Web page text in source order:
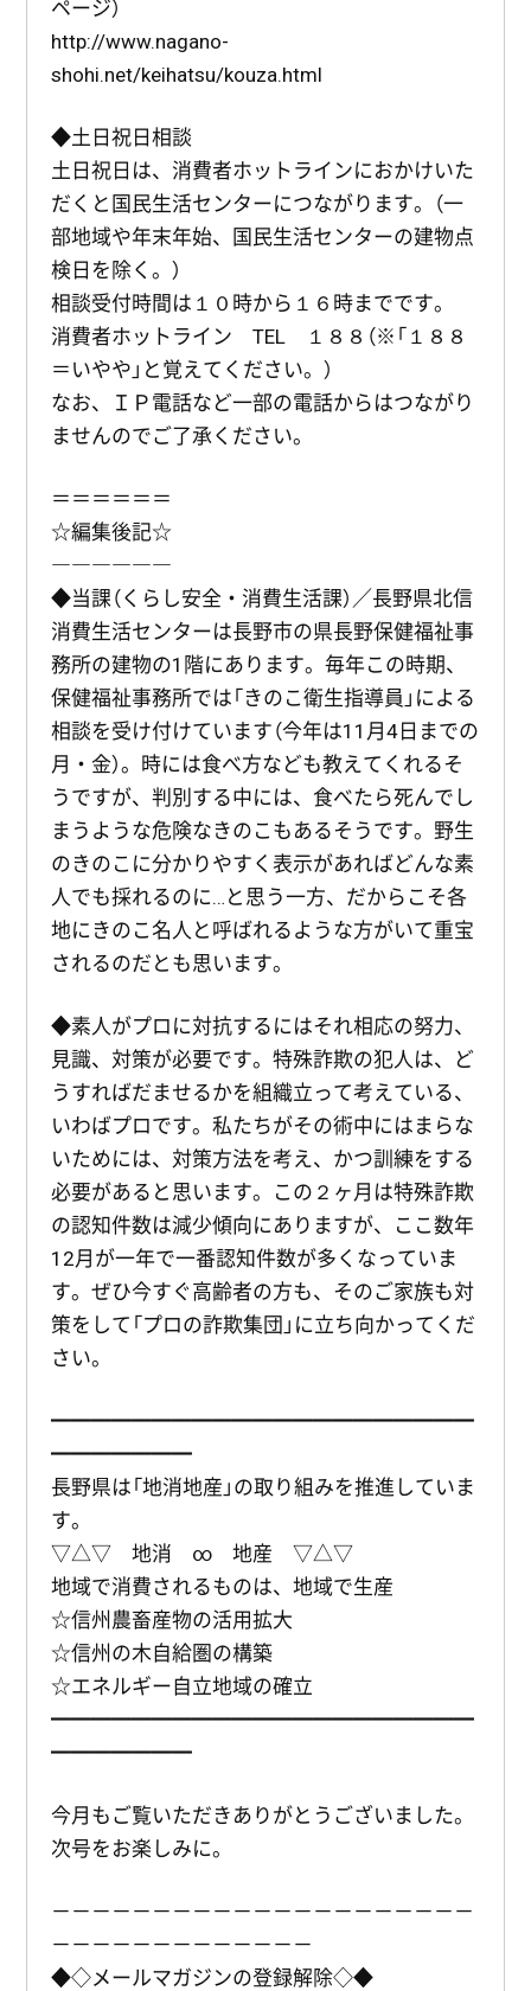
ページ）
http://www.nagano-
shohi.net/keihatsu/kouza.html
◆土日祝日相談
土日祝日は、消費者ホットラインにおかけいた
だくと国民生活センターにつながります。（一
部地域や年末年始、国民生活センターの建物点
検日を除く。）
相談受付時間は１０時から１６時までです。
消費者ホットライン TEL １８８（※「１８８
＝いやや」と覚えてください。）
なお、ＩＰ電話など一部の電話からはつながり
ませんのでご了承ください。
＝＝＝＝＝＝
☆編集後記☆
――――――
◆当課（くらし安全・消費生活課）／長野県北信
消費生活センターは長野市の県長野保健福祉事
務所の建物の1階にあります。毎年この時期、
保健福祉事務所では「きのこ衛生指導員」による
相談を受け付けています（今年は11月4日までの
月・金）。時には食べ方なども教えてくれるそ
うですが、判別する中には、食べたら死んでし
まうような危険なきのこもあるそうです。野生
のきのこに分かりやすく表示があればどんな素
人でも採れるのに…と思う一方、だからこそ各
地にきのこ名人と呼ばれるような方がいて重宝
されるのだとも思います。
◆素人がプロに対抗するにはそれ相応の努力、
見識、対策が必要です。特殊詐欺の犯人は、ど
うすればだませるかを組織立って考えている、
いわばプロです。私たちがその術中にはまらな
いためには、対策方法を考え、かつ訓練をする
必要があると思います。この２ヶ月は特殊詐欺
の認知件数は減少傾向にありますが、ここ数年
12月が一年で一番認知件数が多くなっていま
す。ぜひ今すぐ高齢者の方も、そのご家族も対
策をして「プロの詐欺集団」に立ち向かってくだ
さい。
━━━━━━━━━━━━━━━━━━━━━
━━━━━━━
長野県は「地消地産」の取り組みを推進していま
す。
▽△▽ 地消 ∞ 地産 ▽△▽
地域で消費されるものは、地域で生産
☆信州農畜産物の活用拡大
☆信州の木自給圏の構築
☆エネルギー自立地域の確立
━━━━━━━━━━━━━━━━━━━━━
━━━━━━━
今月もご覧いただきありがとうございました。
次号をお楽しみに。
－－－－－－－－－－－－－－－－－－－－－
－－－－－－－－－－－－－
◆◇メールマガジンの登録解除◇◆